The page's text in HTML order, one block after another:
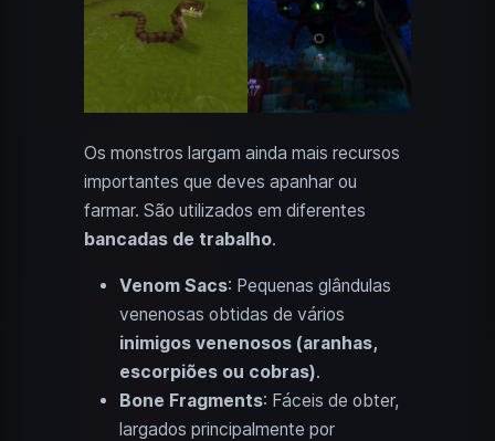
Os monstros largam ainda mais recursos
importantes que deves apanhar ou
farmar. São utilizados em diferentes
bancadas de trabalho.
Venom Sacs: Pequenas glândulas
venenosas obtidas de vários
inimigos venenosos (aranhas,
escorpiões ou cobras).
Bone Fragments: Fáceis de obter,
largados principalmente por